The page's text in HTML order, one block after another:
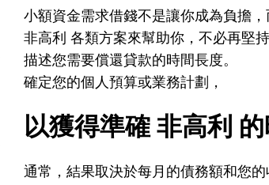
小額資金需求借錢不是讓你成為負擔，
非高利 各類方案來幫助你，不必再堅
描述您需要償還貸款的時間長度。
確定您的個人預算或業務計劃，
以獲得準確 非高利
通常，結果取決於每月的債務額和您的